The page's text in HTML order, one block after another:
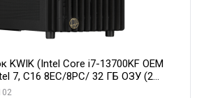
KWIK (Intel Core i7-13700KF OEM
7, C16 8EC/8PC/ 32 ГБ ОЗУ (2
24GB GDDR6X 384-Bit 3xDP